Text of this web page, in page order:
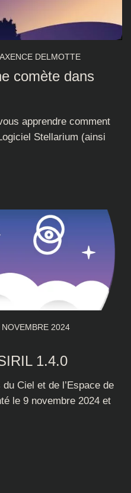
DELMOTTE
comète dans
apprendre comment
Stellarium (ainsi
NOVEMBRE 2024
1.4.0
Ciel et de l’Espace de
le 9 novembre 2024 et